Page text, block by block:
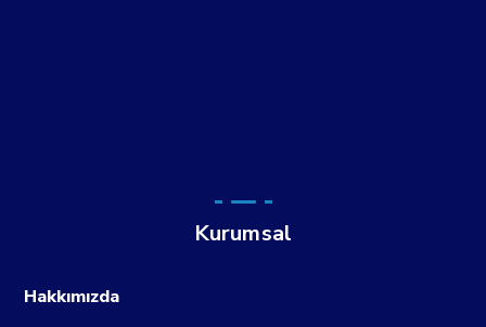
Kurumsal
Hakkımızda